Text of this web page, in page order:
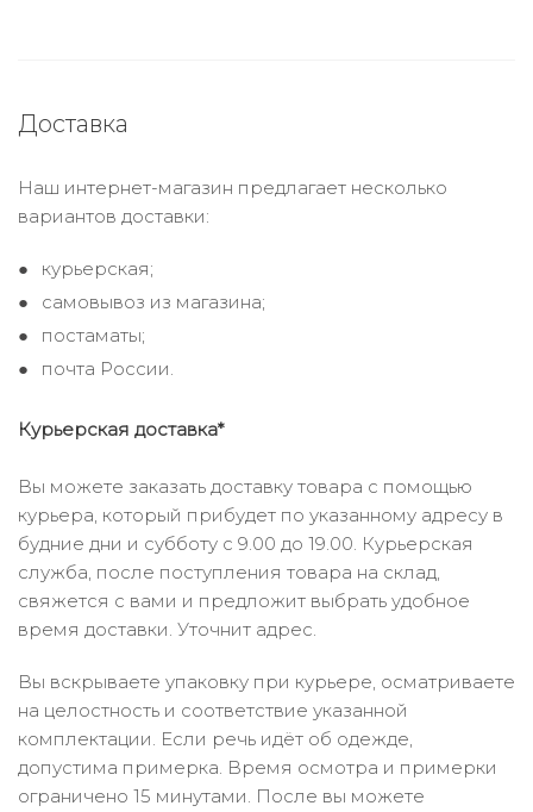
Доставка
Наш интернет-магазин предлагает несколько
вариантов доставки:
курьерская;
самовывоз из магазина;
постаматы;
почта России.
Курьерская доставка*
Вы можете заказать доставку товара с помощью
курьера, который прибудет по указанному адресу в
будние дни и субботу с 9.00 до 19.00. Курьерская
служба, после поступления товара на склад,
свяжется с вами и предложит выбрать удобное
время доставки. Уточнит адрес.
Вы вскрываете упаковку при курьере, осматриваете
на целостность и соответствие указанной
комплектации. Если речь идёт об одежде,
допустима примерка. Время осмотра и примерки
ограничено 15 минутами. После вы можете